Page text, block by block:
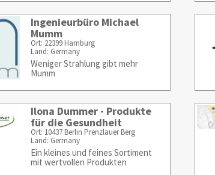
Ingenieurbüro Michael
Mumm
Ort: 22399 Hamburg
Land: Germany
Weniger Strahlung gibt mehr
Mumm
Ilona Dummer - Produkte
für die Gesundheit
Ort: 10437 Berlin Prenzlauer Berg
Land: Germany
Ein kleines und feines Sortiment
mit wertvollen Produkten